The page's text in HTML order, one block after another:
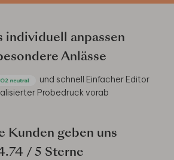
individuell anpassen
Anlässe
und schnell Einfacher Editor
Probedruck vorab
Kunden geben uns
/ 5 Sterne